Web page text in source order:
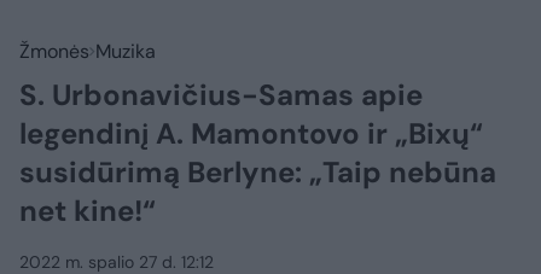
Žmonės Muzika
S. Urbonavičius-Samas apie
legendinį A. Mamontovo ir „Bixų“
susidūrimą Berlyne: „Taip nebūna
net kine!“
2022 m. spalio 27 d. 12:12